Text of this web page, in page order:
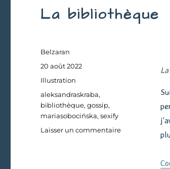
La bibliothèque
Auteur
Belzaran
Publié
le
20 août 2022
Catégories
Illustration
Étiquettes
aleksandraskraba,
bibliothèque,gossip,
mariasobocińska,sexify
Laisser un commentairesur